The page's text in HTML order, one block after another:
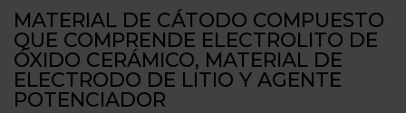
MATERIAL DE CÁTODO COMPUESTO
QUE COMPRENDE ELECTROLITO DE
ÓXIDO CERÁMICO, MATERIAL DE
ELECTRODO DE LITIO Y AGENTE
POTENCIADOR